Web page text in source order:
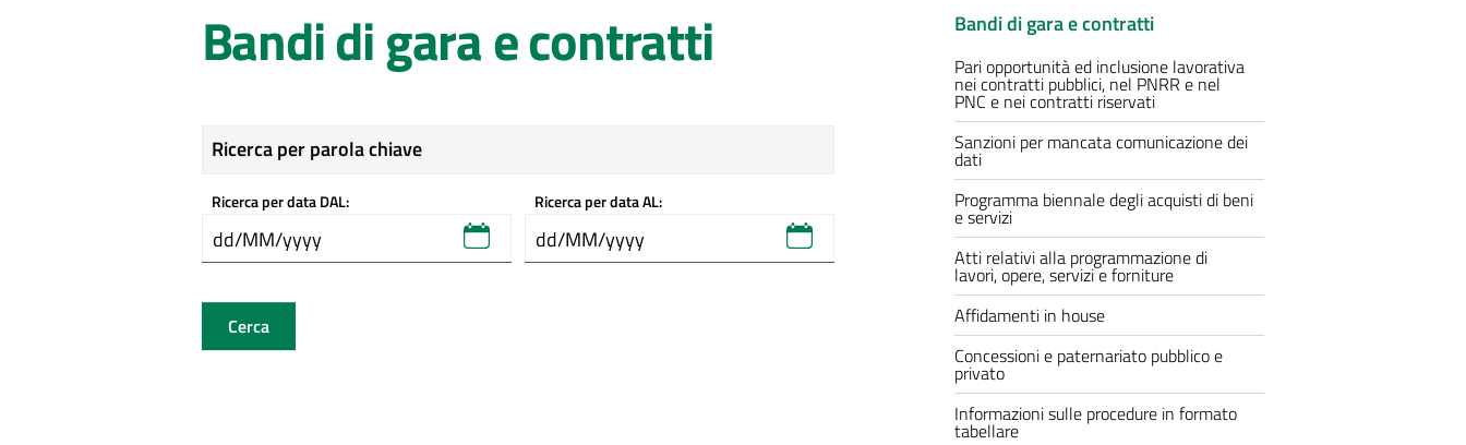
Bandi di gara e contratti
Ricerca per parola chiave
Ricerca per data DAL: Ricerca per data AL:
Cerca
Bandi di gara e contratti
Pari opportunità ed inclusione lavorativa
nei contratti pubblici, nel PNRR e nel
PNC e nei contratti riservati
Sanzioni per mancata comunicazione dei
dati
Programma biennale degli acquisti di beni
e servizi
Atti relativi alla programmazione di
lavori, opere, servizi e forniture
Affidamenti in house
Concessioni e paternariato pubblico e
privato
Informazioni sulle procedure in formato
tabellare